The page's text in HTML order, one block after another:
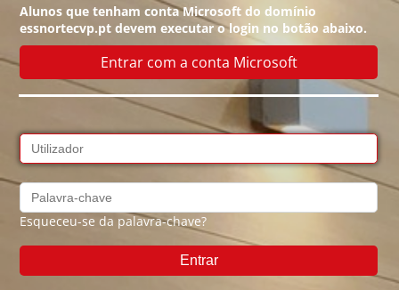
Alunos que tenham contaMicrosoft do domínio
essnortecvp.pt devem executar o login no botão abaixo.
Entrar com a conta Microsoft
Esqueceu-se da palavra-chave?